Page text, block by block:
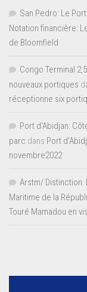
San Pedro: Le
Notation financière:
de Bloomfield
Congo Terminal
nouveaux portiques
réceptionne six
Port d'Abidjan:
parc dans Port
novembre2022
Arstm/ Distinction:
Maritime de la
Touré Mamadou en